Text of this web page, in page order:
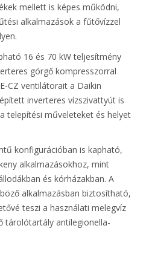
mellett is képes működni,
alkalmazások a fűtővízzel
16 és 70 kW teljesítmény
görgő kompresszorral
CZ ventilátorait a Daikin
inverteres vízszivattyút is
telepítési műveleteket és helyet
konfigurációban is kapható,
alkalmazásokhoz, mint
és kórházakban. A
alkalmazásban biztosítható,
teszi a használati melegvíz
tárolótartály antilegionella-